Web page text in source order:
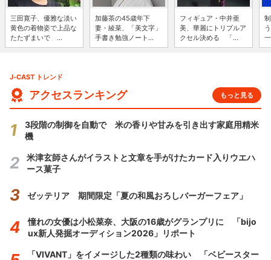
三田寛子、優雅な淡い
黄色の着物姿で上品な
たたずまいで ...
加藤茶の45歳年下
妻・綾菜、「美文字」
手書き勉強ノート...
フィギュア・中井亜
美、華麗にトリプルア
クセル決める 「...
J-CAST トレンド
アクセスランキング もっと見る
3段階の制御を自動で 米の香りや甘みを引き出す家庭用精米
機
米津玄師さんがイラストと文章を手がけたカード入りウエハ
ース菓子
ゼッテリア 期間限定「夏の和風おろしバーガーフェア」
憧れの女優は小松菜奈、大阪の16歳がグランプリに 「bijo
ux新人発掘オーディション2026」リポート
「VIVANT」をイメージした2種類の味わい 「ベビースター